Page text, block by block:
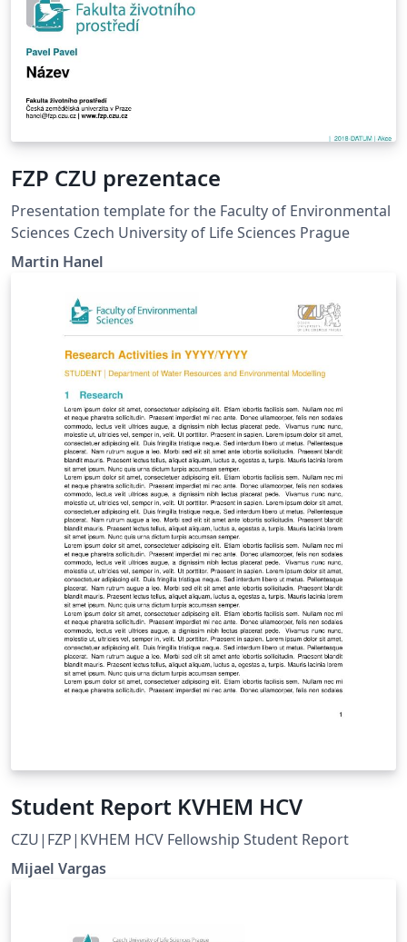
FZP CZU prezentace
Presentation template for the Faculty of Environmental
Sciences Czech University of Life Sciences Prague
Martin Hanel
Student Report KVHEM HCV
CZU|FZP|KVHEM HCV Fellowship Student Report
Mijael Vargas